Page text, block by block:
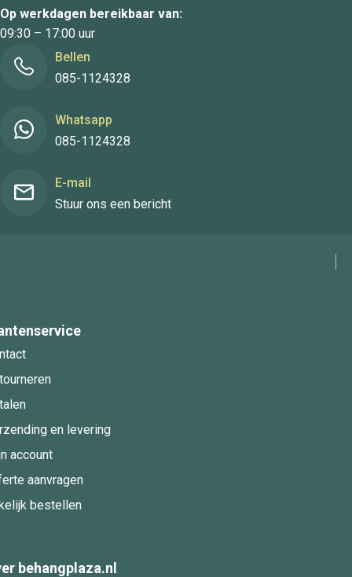
Op werkdagen bereikbaar van:
09:30 – 17:00 uur
Bellen
085-1124328
Whatsapp
085-1124328
E-mail
Stuur ons een bericht
en levering
account
aanvragen
bestellen
behangplaza.nl